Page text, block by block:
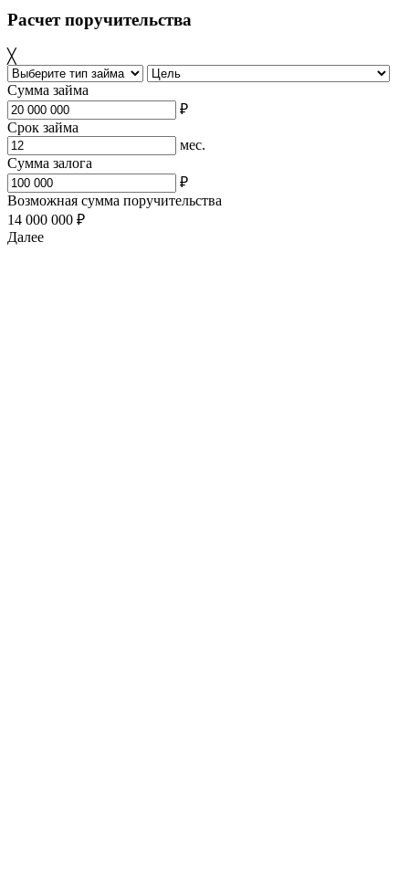
Расчет поручительства
╳
Сумма займа
₽
Срок займа
мес.
Сумма залога
₽
Возможная сумма поручительства
14 000 000 ₽
Далее